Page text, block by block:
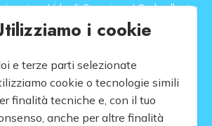
a Lido di Camaiore | Ombrelloni e
a Rapallo | Ombrelloni e
Spiagge
i cookie
e terze parti selezionate
cookie o tecnologie simili
finalità tecniche e, con il tuo
anche per altre finalità